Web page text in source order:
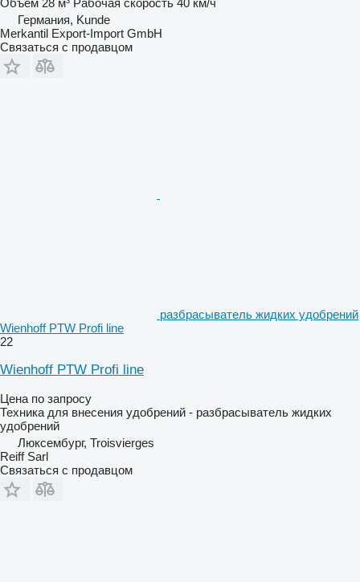
Объем 28 м³ Рабочая скорость 40 км/ч
Германия, Kunde
Merkantil Export-Import GmbH
Связаться с продавцом
разбрасыватель жидких удобрений
Wienhoff PTW Profi line
22
Wienhoff PTW Profi line
Цена по запросу
Техника для внесения удобрений - разбрасыватель жидких
удобрений
Люксембург, Troisvierges
Reiff Sarl
Связаться с продавцом